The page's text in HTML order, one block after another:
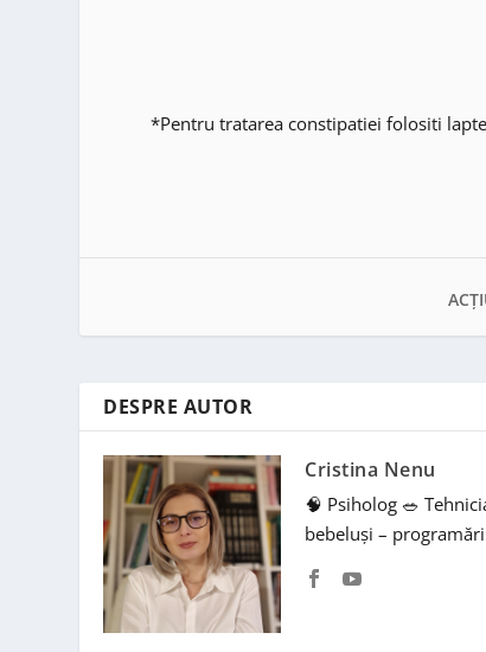
*Pentru tratarea constipatiei folositi
DESPRE AUTOR
Cristina Nenu
🧠 Psiholog 🥗
bebeluși –